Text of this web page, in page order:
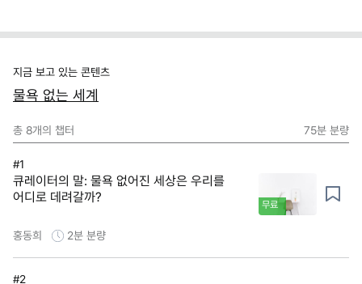
지금 보고 있는 콘텐츠
물욕 없는 세계
총 8개의 챕터 75분 분량
#1
큐레이터의 말: 물욕 없어진 세상은 우리를
어디로 데려갈까?
무료
홍동희 2분 분량
#2